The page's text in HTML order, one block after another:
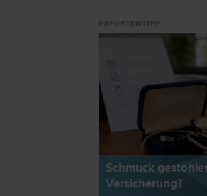
Schmuck
Versicherung?